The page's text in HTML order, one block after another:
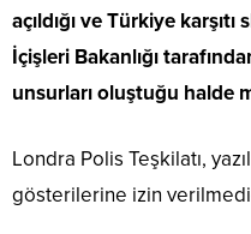
açıldığı ve Türkiye
İçişleri Bakanlığı
unsurları oluştuğu halde
Londra Polis Teşkilatı,
gösterilerine izin